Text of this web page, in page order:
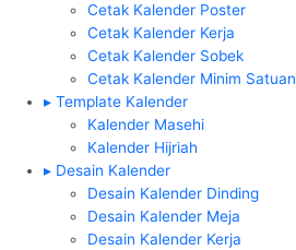
Cetak Kalender Poster
Cetak Kalender Kerja
Cetak Kalender Sobek
Cetak Kalender Minim Satuan
▸ Template Kalender
Kalender Masehi
Kalender Hijriah
▸ Desain Kalender
Desain Kalender Dinding
Desain Kalender Meja
Desain Kalender Kerja